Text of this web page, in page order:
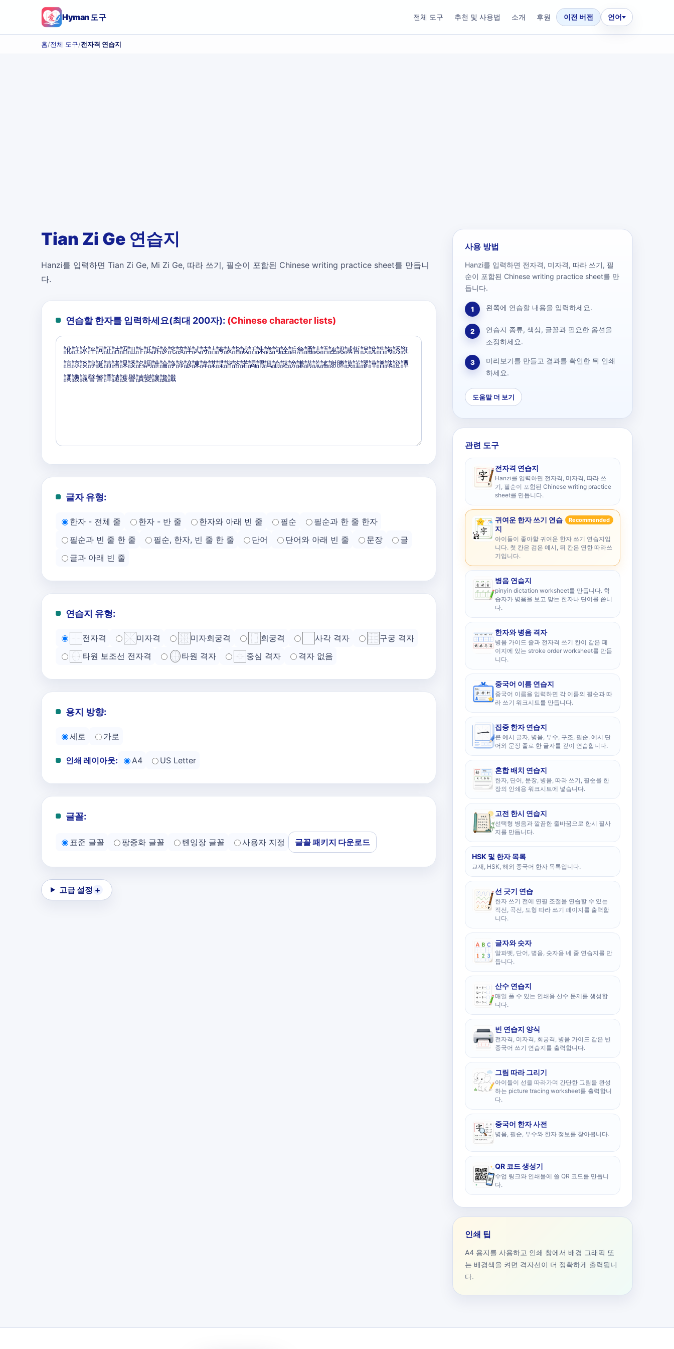
Hyman 도구 전체 도구 추천 및 사용법 소개 후원 이전 버전 언어
홈/전체 도구/전자격 연습지
Tian Zi Ge 연습지
Hanzi를 입력하면 Tian Zi Ge, Mi Zi Ge, 따라 쓰기, 필순이 포함된 Chinese writing practice sheet를 만듭니
다.
연습할 한자를 입력하세요(최대 200자): (Chinese character lists)
글자 유형:
한자 - 전체 줄 한자 - 반 줄 한자와 아래 빈 줄 필순
필순과 한 줄 한자
필순과 빈 줄 한 줄
필순, 한자, 빈 줄 한 줄 단어 단어와 아래 빈 줄 문장
글
글과 아래 빈 줄
연습지 유형:
전자격 미자격 미자회궁격 회궁격 사각 격자
구궁 격자
타원 보조선 전자격
타원 격자 중심 격자 격자 없음
용지 방향:
세로 가로
인쇄 레이아웃: A4 US Letter
글꼴:
표준 글꼴 팡중화 글꼴 톈잉장 글꼴 사용자 지정 글꼴 패키지 다운로드
고급 설정
사용 방법
Hanzi를 입력하면 전자격, 미자격, 따라 쓰기, 필
순이 포함된 Chinese writing practice sheet를 만
듭니다.
1 왼쪽에 연습할 내용을 입력하세요.
2
연습지 종류, 색상, 글꼴과 필요한 옵션을
조정하세요.
3
미리보기를 만들고 결과를 확인한 뒤 인쇄
하세요.
도움말 더 보기
관련 도구
전자격 연습지
Hanzi를 입력하면 전자격, 미자격, 따라 쓰
기, 필순이 포함된 Chinese writing practice
sheet를 만듭니다.
귀여운 한자 쓰기 연습
지
Recommended
아이들이 좋아할 귀여운 한자 쓰기 연습지입
니다. 첫 칸은 검은 예시, 뒤 칸은 연한 따라쓰
기입니다.
병음 연습지
pinyin dictation worksheet를 만듭니다. 학
습자가 병음을 보고 맞는 한자나 단어를 씁니
다.
한자와 병음 격자
병음 가이드 줄과 전자격 쓰기 칸이 같은 페
이지에 있는 stroke order worksheet를 만듭
니다.
중국어 이름 연습지
중국어 이름을 입력하면 각 이름의 필순과 따
라 쓰기 워크시트를 만듭니다.
집중 한자 연습지
큰 예시 글자, 병음, 부수, 구조, 필순, 예시 단
어와 문장 줄로 한 글자를 깊이 연습합니다.
혼합 배치 연습지
한자, 단어, 문장, 병음, 따라 쓰기, 필순을 한
장의 인쇄용 워크시트에 넣습니다.
고전 한시 연습지
선택형 병음과 깔끔한 줄바꿈으로 한시 필사
지를 만듭니다.
HSK 및 한자 목록
교재, HSK, 해외 중국어 한자 목록입니다.
선 긋기 연습
한자 쓰기 전에 연필 조절을 연습할 수 있는
직선, 곡선, 도형 따라 쓰기 페이지를 출력합
니다.
글자와 숫자
알파벳, 단어, 병음, 숫자용 네 줄 연습지를 만
듭니다.
산수 연습지
매일 풀 수 있는 인쇄용 산수 문제를 생성합
니다.
빈 연습지 양식
전자격, 미자격, 회궁격, 병음 가이드 같은 빈
중국어 쓰기 연습지를 출력합니다.
그림 따라 그리기
아이들이 선을 따라가며 간단한 그림을 완성
하는 picture tracing worksheet를 출력합니
다.
중국어 한자 사전
병음, 필순, 부수와 한자 정보를 찾아봅니다.
QR 코드 생성기
수업 링크와 인쇄물에 쓸 QR 코드를 만듭니
다.
인쇄 팁
A4 용지를 사용하고 인쇄 창에서 배경 그래픽 또
는 배경색을 켜면 격자선이 더 정확하게 출력됩니
다.